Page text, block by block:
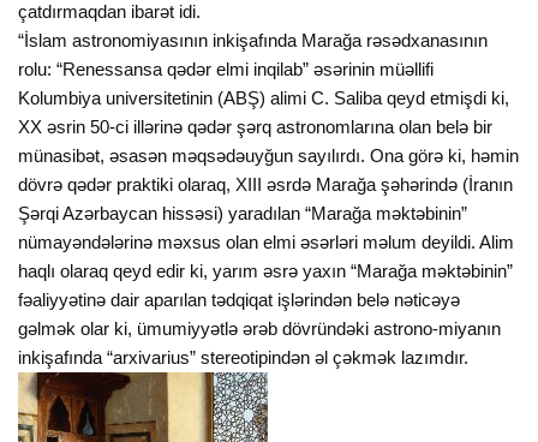
çatdırmaqdan ibarət idi.
“İslam astronomiyasının inkişafında Marağa rəsədxanasının
rolu: “Renessansa qədər elmi inqilab” əsərinin müəllifi
Kolumbiya universitetinin (ABŞ) alimi C. Saliba qeyd etmişdi ki,
XX əsrin 50-ci illərinə qədər şərq astronomlarına olan belə bir
münasibət, əsasən məqsədəuyğun sayılırdı. Ona görə ki, həmin
dövrə qədər praktiki olaraq, XIII əsrdə Marağa şəhərində (İranın
Şərqi Azərbaycan hissəsi) yaradılan “Marağa məktəbinin”
nümayəndələrinə məxsus olan elmi əsərləri məlum deyildi. Alim
haqlı olaraq qeyd edir ki, yarım əsrə yaxın “Marağa məktəbinin”
fəaliyyətinə dair aparılan tədqiqat işlərindən belə nəticəyə
gəlmək olar ki, ümumiyyətlə ərəb dövründəki astrono-miyanın
inkişafında “arxivarius” stereotipindən əl çəkmək lazımdır.